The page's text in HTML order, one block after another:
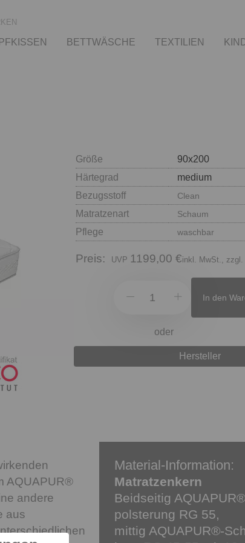
BETTWÄSCHE TEXTILIEN
Größe
Härtegrad
Bezugsstoff
Clean
Matratzenart Schaum
Pflege waschbar
Preis: 1199,00 €inkl. MwSt., zzgl.
In den
oder
Hersteller
AQUAPUR®
andere
aus
Material-Information:
Matratzenkern
Beidseitig
polsterung RG 55,
mittig AQUAPUR®-